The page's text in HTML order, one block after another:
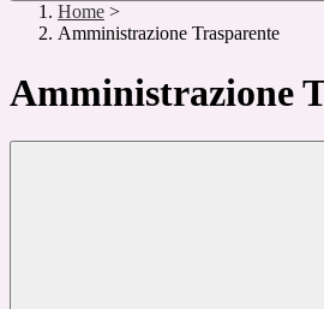
Home >
Amministrazione Trasparente
Amministrazione